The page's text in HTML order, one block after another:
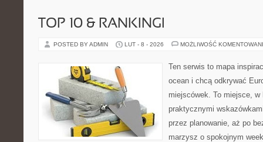
TOP 10 & RANKINGI
POSTED BY ADMIN LUT - 8 - 2026 MOŻLIWOŚĆ
Ten serwis to mapa
ocean i chcą odkrywać
miejscówek. To miejsce,
praktycznymi
przez planowanie, aż po
marzysz o spokojnym